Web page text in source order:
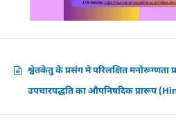
श्वेतकेतु के प्रसंग मे परिलक्षित मनोरूग्णता
उपचारपद्धति का औपनिषदिक प्रारूप